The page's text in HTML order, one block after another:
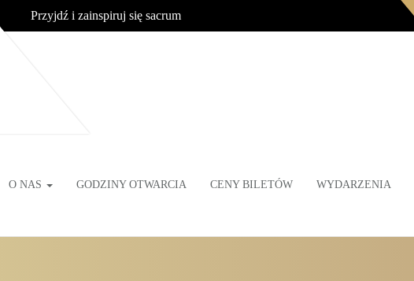
Przyjdź i zainspiruj się sacrum
O NAS GODZINY OTWARCIA CENY BILETÓW WYDARZENIA